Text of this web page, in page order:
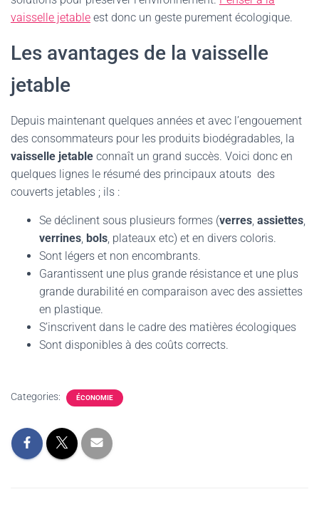
vaisselle jetable est donc un geste purement écologique.
Les avantages de la vaisselle
jetable
Depuis maintenant quelques années et avec l’engouement
des consommateurs pour les produits biodégradables, la
vaisselle jetable connaît un grand succès. Voici donc en
quelques lignes le résumé des principaux atouts des
couverts jetables ; ils :
Se déclinent sous plusieurs formes (verres, assiettes,
verrines, bols, plateaux etc) et en divers coloris.
Sont légers et non encombrants.
Garantissent une plus grande résistance et une plus
grande durabilité en comparaison avec des assiettes
en plastique.
S’inscrivent dans le cadre des matières écologiques
Sont disponibles à des coûts corrects.
Categories: ÉCONOMIE